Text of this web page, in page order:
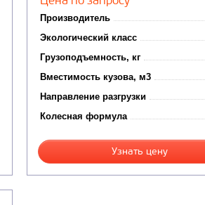
Производитель
Экологический класс
Грузоподъемность, кг
Вместимость кузова, м3
Направление разгрузки
Колесная формула
Узнать цену